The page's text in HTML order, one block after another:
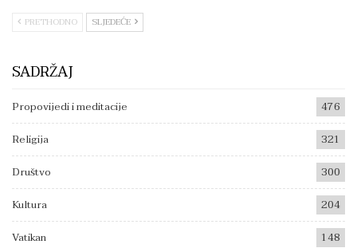
PRETHODNO SLJEDEĆE
SADRŽAJ
Propovijedi i meditacije
476
Religija
321
Društvo
300
Kultura
204
Vatikan
148